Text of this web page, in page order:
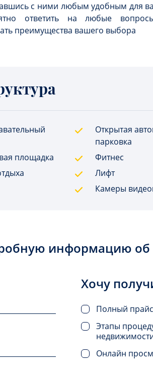
с ними любым удобным для
ответить на любые
преимущества вашего выбора
Открытая
парковка
площадка
Фитнес
Лифт
Камеры
информацию об
Хочу
Полный
Этапы
Онлайн